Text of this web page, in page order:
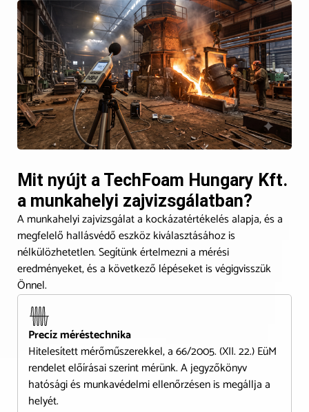
Mit nyújt a TechFoam Hungary Kft.
a munkahelyi zajvizsgálatban?
A munkahelyi zajvizsgálat a kockázatértékelés alapja, és a
megfelelő hallásvédő eszköz kiválasztásához is
nélkülözhetetlen. Segítünk értelmezni a mérési
eredményeket, és a következő lépéseket is végigvisszük
Önnel.
Precíz méréstechnika
Hitelesített mérőműszerekkel, a 66/2005. (XII. 22.) EüM
rendelet előírásai szerint mérünk. A jegyzőkönyv
hatósági és munkavédelmi ellenőrzésen is megállja a
helyét.